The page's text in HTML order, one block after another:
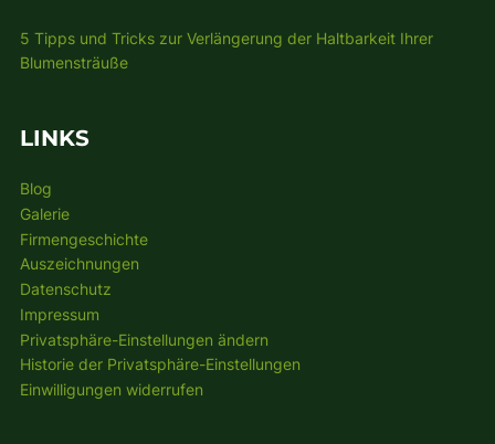
5 Tipps und Tricks zur Verlängerung der Haltbarkeit Ihrer
Blumensträuße
LINKS
Blog
Galerie
Firmengeschichte
Auszeichnungen
Datenschutz
Impressum
Privatsphäre-Einstellungen ändern
Historie der Privatsphäre-Einstellungen
Einwilligungen widerrufen